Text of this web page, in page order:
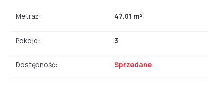
Metraż: 47.01 m²
Pokoje: 3
Dostępność: Sprzedane